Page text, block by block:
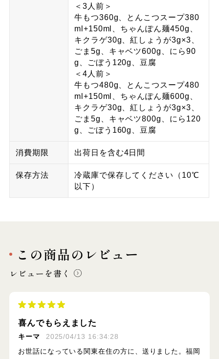
＜3人前＞
牛もつ360g、とんこつスープ380
ml+150ml、ちゃんぽん麺450g、
キクラゲ30g、紅しょうが3g×3、
ごま5g、キャベツ600g、にら90
g、ごぼう120g、豆腐
＜4人前＞
牛もつ480g、とんこつスープ480
ml+150ml、ちゃんぽん麺600g、
キクラゲ30g、紅しょうが3g×3、
ごま5g、キャベツ800g、にら120
g、ごぼう160g、豆腐
消費期限 出荷日を含む4日間
保存方法
冷蔵庫で保存してください（10℃
以下）
この商品のレビュー
レビューを書く
喜んでもらえました
キーマ
2025/04/13 16:34:28
お世話になっている関東在住の方に、送りました。福岡